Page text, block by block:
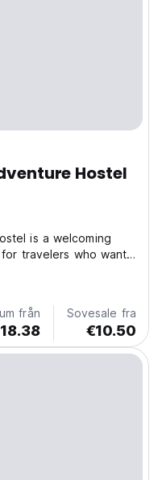
Hostel
is a welcoming
travelers who want
with great
Guests can...
från Sovesale fra
€10.50